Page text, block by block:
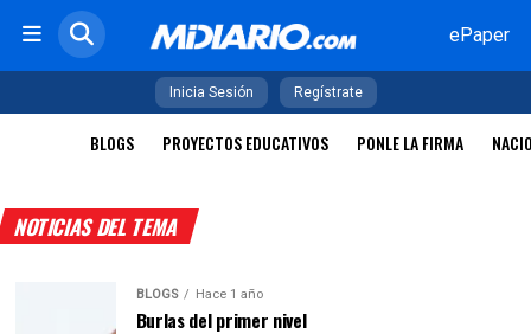
ePaper
Inicia Sesión Regístrate
BLOGS PROYECTOS EDUCATIVOS PONLE LA FIRMA
NOTICIAS DEL TEMA
BLOGS Hace 1 año
Burlas del primer nivel